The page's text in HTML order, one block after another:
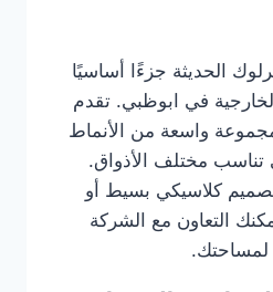
الحديثة جزءًا أساسيًا
في ابوظبي. تقدم
واسعة من الأنماط
تناسب مختلف الأذواق.
كلاسيكي بسيط أو
التعاون مع الشركة
لمساحتك.